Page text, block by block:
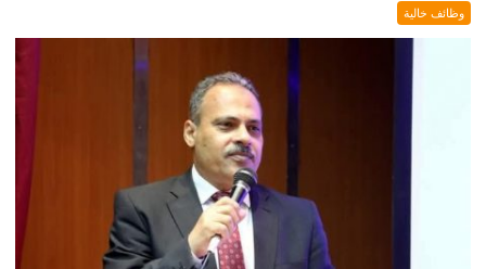
وظائف خالية